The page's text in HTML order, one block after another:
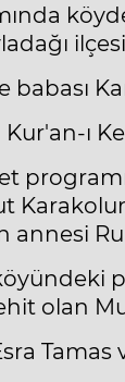
babası
ı
annesi
olan
Tamas